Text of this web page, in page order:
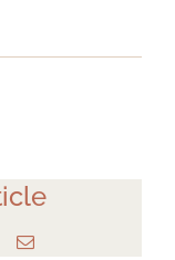
PinterestEmail